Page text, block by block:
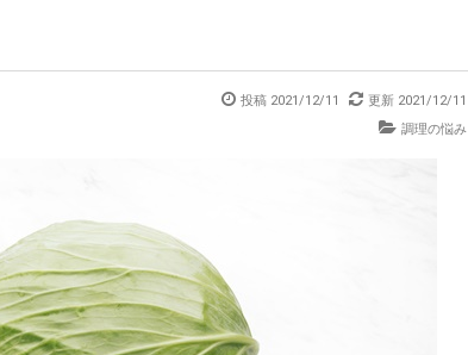
投稿 2021/12/11 更新 2021/12/11
調理の悩み